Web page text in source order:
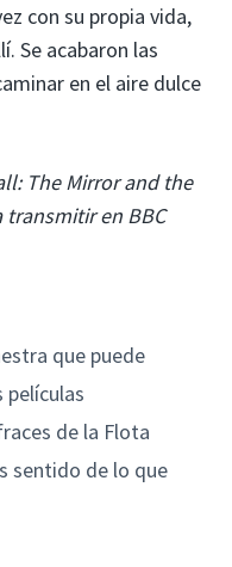
con su propia vida,
Se acabaron las
en el aire dulce
The Mirror and the
en BBC
que puede
películas
de la Flota
sentido de lo que